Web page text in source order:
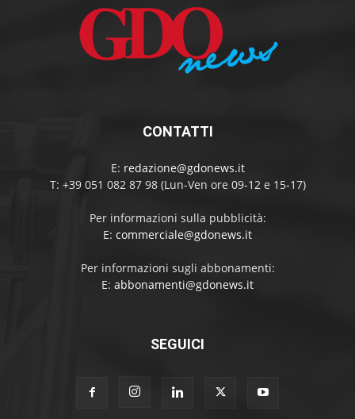
CONTATTI
E: redazione@gdonews.it
T: +39 051 082 87 98 (Lun-Ven ore 09-12 e 15-17)
Per informazioni sulla pubblicità:
E: commerciale@gdonews.it
Per informazioni sugli abbonamenti:
E: abbonamenti@gdonews.it
SEGUICI